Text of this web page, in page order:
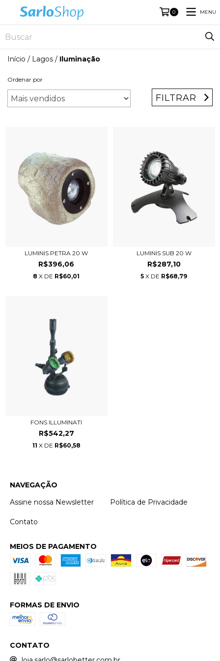
0 MENU
Início / Lagos / Iluminação
Ordenar por
FILTRAR
LUMINIS PETRA 20 W
R$396,06
8 X DE R$60,01
LUMINIS SUB 20 W
R$287,10
5 X DE R$68,79
FONS ILLUMINATI
R$542,27
11 X DE R$60,58
NAVEGAÇÃO
Assine nossa Newsletter
Política de Privacidade
Contato
MEIOS DE PAGAMENTO
FORMAS DE ENVIO
CONTATO